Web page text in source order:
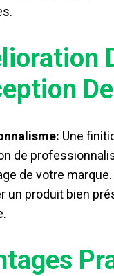
Une
de
de votre
un produit bien